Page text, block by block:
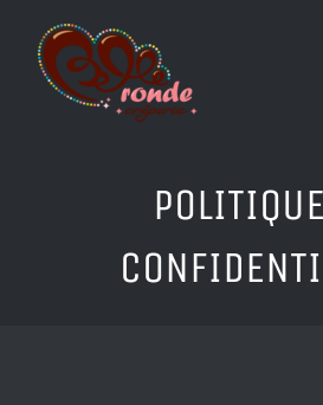
contenu